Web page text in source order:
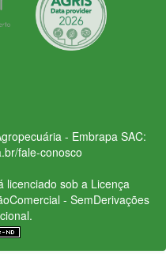
- Embrapa SAC:
fale-conosco
licenciado sob a Licença
- SemDerivações